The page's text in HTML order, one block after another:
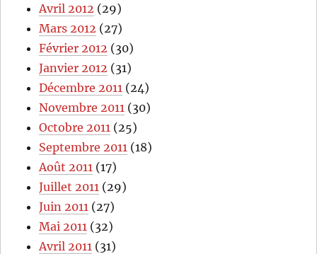
Avril 2012 (29)
Mars 2012 (27)
Février 2012 (30)
Janvier 2012 (31)
Décembre 2011 (24)
Novembre 2011 (30)
Octobre 2011 (25)
Septembre 2011 (18)
Août 2011 (17)
Juillet 2011 (29)
Juin 2011 (27)
Mai 2011 (32)
Avril 2011 (31)